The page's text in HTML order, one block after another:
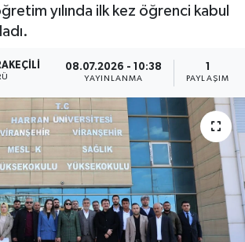
yılında ilk kez öğrenci kabul
08.07.2026 - 10:38
YAYINLANMA PAYLAŞIM